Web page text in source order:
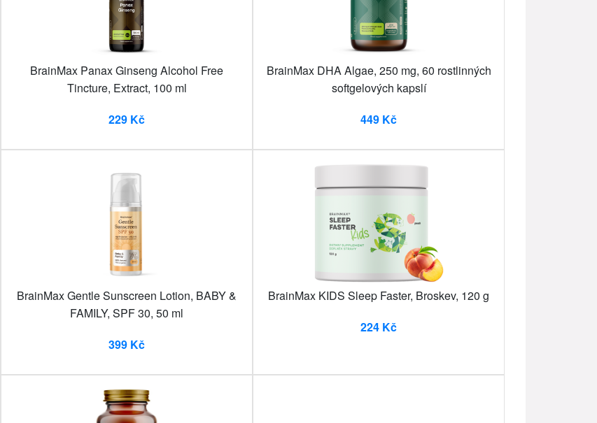
BrainMax Panax Ginseng Alcohol Free
Tincture, Extract, 100 ml
229 Kč
BrainMax DHA Algae, 250 mg, 60 rostlinných
softgelových kapslí
449 Kč
BrainMax Gentle Sunscreen Lotion, BABY &
FAMILY, SPF 30, 50 ml
399 Kč
BrainMax KIDS Sleep Faster, Broskev, 120 g
224 Kč